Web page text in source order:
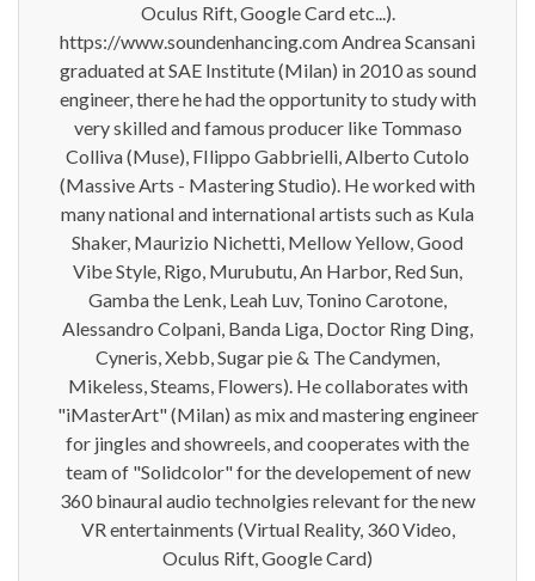
Oculus Rift, Google Card etc...).
https://www.soundenhancing.com Andrea Scansani
graduated at SAE Institute (Milan) in 2010 as sound
engineer, there he had the opportunity to study with
very skilled and famous producer like Tommaso
Colliva (Muse), FIlippo Gabbrielli, Alberto Cutolo
(Massive Arts - Mastering Studio). He worked with
many national and international artists such as Kula
Shaker, Maurizio Nichetti, Mellow Yellow, Good
Vibe Style, Rigo, Murubutu, An Harbor, Red Sun,
Gamba the Lenk, Leah Luv, Tonino Carotone,
Alessandro Colpani, Banda Liga, Doctor Ring Ding,
Cyneris, Xebb, Sugar pie & The Candymen,
Mikeless, Steams, Flowers). He collaborates with
"iMasterArt" (Milan) as mix and mastering engineer
for jingles and showreels, and cooperates with the
team of "Solidcolor" for the developement of new
360 binaural audio technolgies relevant for the new
VR entertainments (Virtual Reality, 360 Video,
Oculus Rift, Google Card)